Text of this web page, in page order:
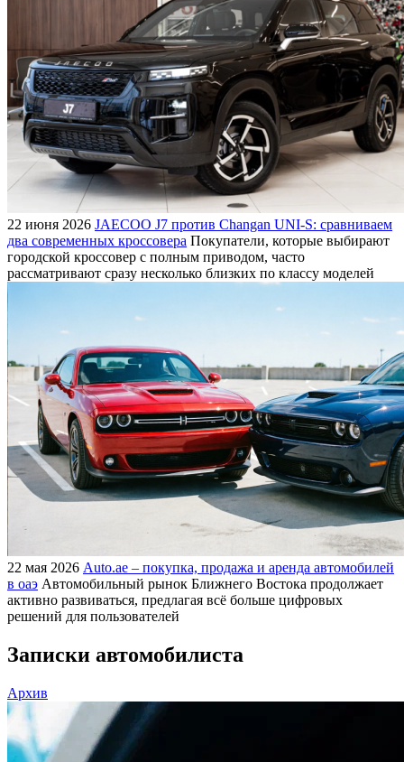
22 июня 2026 JAECOO J7 против Changan UNI-S: сравниваем
два современных кроссовера Покупатели, которые выбирают
городской кроссовер с полным приводом, часто
рассматривают сразу несколько близких по классу моделей
22 мая 2026 Auto.ae – покупка, продажа и аренда автомобилей
в оаэ Автомобильный рынок Ближнего Востока продолжает
активно развиваться, предлагая всё больше цифровых
решений для пользователей
Записки автомобилиста
Архив